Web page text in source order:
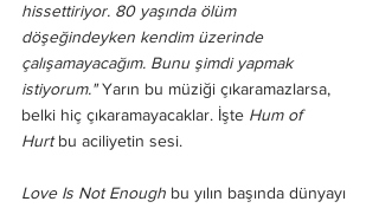
hissettiriyor. 80 yaşında ölüm
döşeğindeyken kendim üzerinde
çalışamayacağım. Bunu şimdi yapmak
istiyorum." Yarın bu müziği çıkaramazlarsa,
belki hiç çıkaramayacaklar. İşte Hum of
Hurt bu aciliyetin sesi.
Love Is Not Enough bu yılın başında dünyayı